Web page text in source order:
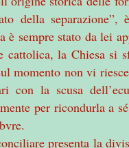
della
sempre stato da lei
cattolica, la Chiesa si
momento non vi
con la scusa
per ricondurla a
presenta la